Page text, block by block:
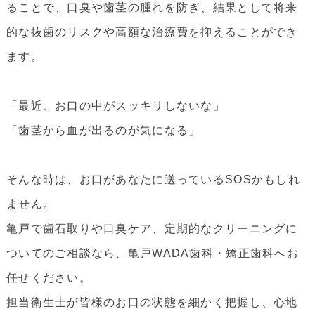
ることで、口臭や歯茎の腫れを防ぎ、結果として将来
的な抜歯のリスクや高額な治療費を抑えることができ
ます。
「最近、お口の中がスッキリしないな」
「歯茎から血が出るのが気になる」
そんな時は、お口があなたに送っているSOSかもしれ
ません。
亀戸で歯石取りや口臭ケア、定期的なクリーニングに
ついてのご相談なら、亀戸WADA歯科・矯正歯科へお
任せください。
担当衛生士が皆様のお口の状態を細かく把握し、心地